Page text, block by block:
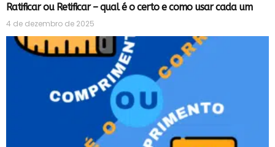
Ratificar ou Retificar – qual é o certo e como usar cada um
4 de dezembro de 2025